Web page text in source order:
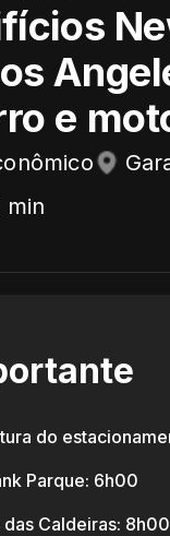
e
min
do
Parque: 6h00
das Caldeiras: 8h00